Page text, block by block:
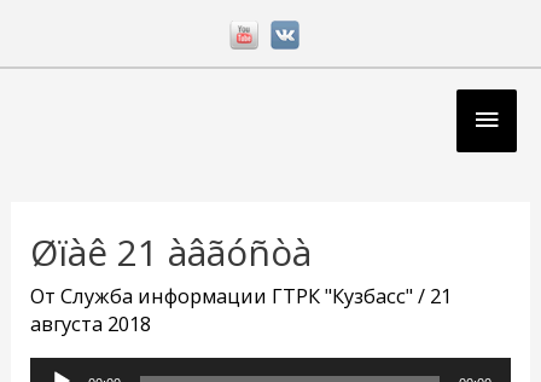
Øïàê 21 àâãóñòà
ОтСлужба информации ГТРК "Кузбасс"/ 21
августа 2018
Аудиоплеер
записям